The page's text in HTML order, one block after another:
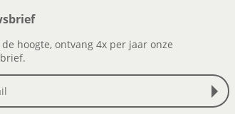
hoogte, ontvang 4x per jaar onze